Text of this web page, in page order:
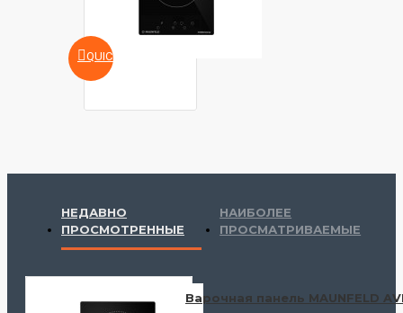
QUICKVIEW
НЕДАВНО
ПРОСМОТРЕННЫЕ
НАИБОЛЕЕ
ПРОСМАТРИВАЕМЫЕ
Варочная панель MAUNFELD